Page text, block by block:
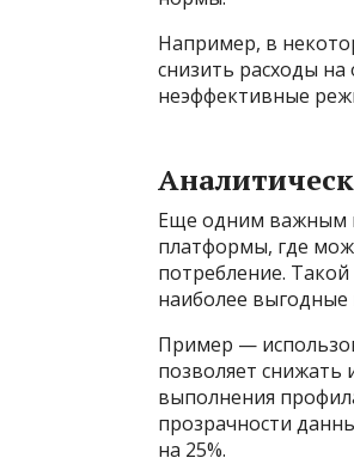
Например, в
снизить расходы
неэффективные
Еще одним важным
платформы, где
потребление.
наиболее
Пример —
позволяет снижать
выполнения
прозрачности
на 25%.